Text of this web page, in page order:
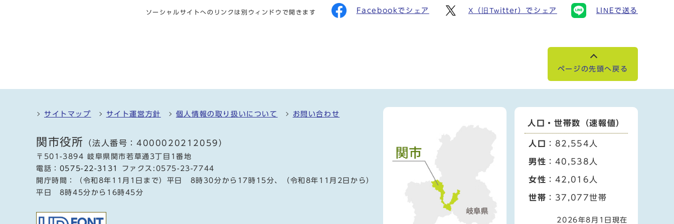
ソーシャルサイトへのリンクは別ウィンドウで開きます Facebookでシェア X（旧Twitter）でシェア LINEで送る
ページの先頭へ戻る
サイトマップ サイト運営方針 個人情報の取り扱いについて お問い合わせ
関市役所 （法人番号：4000020212059）
〒501-3894 岐阜県関市若草通3丁目1番地
電話： 0575-22-3131
ファクス:0575-23-7744
開庁時間：（令和8年11月1日まで）平日 8時30分から17時15分、（令和8年11月2日から）
平日 8時45分から16時45分
人口・世帯数（速報値）
人口 ：82,554人
男性 ：40,538人
女性 ：42,016人
世帯 ：37,077世帯
2026年8月1日現在